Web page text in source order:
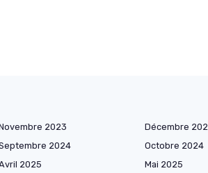
2023 Décembre
2024 Octobre 2024
2025 Mai 2025